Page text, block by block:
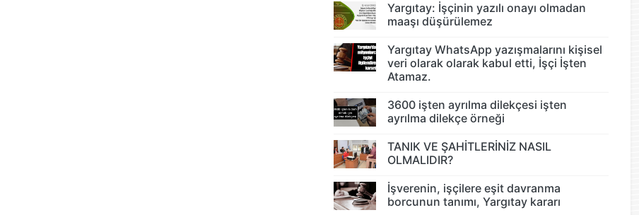
Yargıtay: İşçinin yazılı onayı olmadan
maaşı düşürülemez
Yargıtay WhatsApp yazışmalarını kişisel
veri olarak olarak kabul etti, İşçi İşten
Atamaz.
3600 işten ayrılma dilekçesi işten
ayrılma dilekçe örneği
TANIK VE ŞAHİTLERİNİZ NASIL
OLMALIDIR?
İşverenin, işçilere eşit davranma
borcunun tanımı, Yargıtay kararı